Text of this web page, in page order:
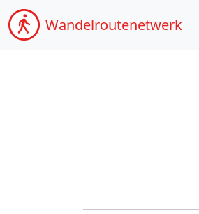
Wandelroutenetwerk